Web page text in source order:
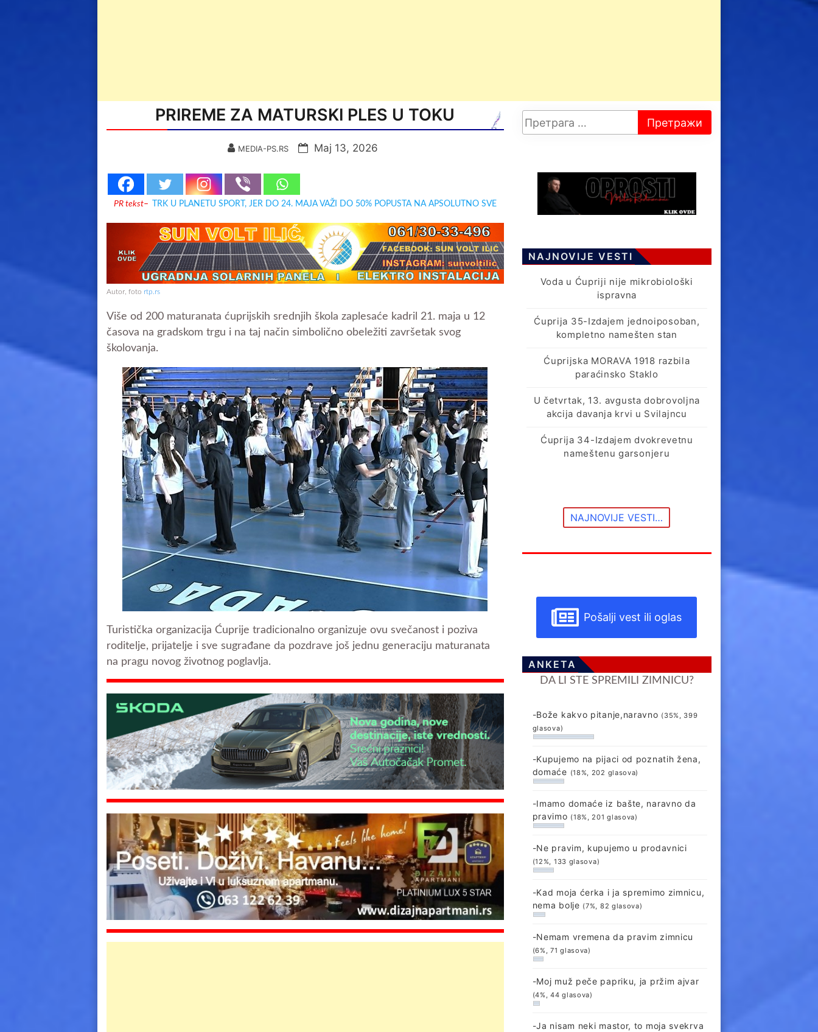
PRIREME ZA MATURSKI PLES U TOKU
MEDIA-PS.RS Мај 13, 2026
PR tekst– TRK U PLANETU SPORT, JER DO 24. MAJA VAŽI DO 50% POPUSTA NA APSOLUTNO SVE
Autor, foto rtp.rs
Više od 200 maturanata ćuprijskih srednjih škola zaplesaće kadril 21. maja u 12
časova na gradskom trgu i na taj način simbolično obeležiti završetak svog
školovanja.
Turistička organizacija Ćuprije tradicionalno organizuje ovu svečanost i poziva
roditelje, prijatelje i sve sugrađane da pozdrave još jednu generaciju maturanata
na pragu novog životnog poglavlja.
NAJNOVIJE VESTI
Voda u Ćupriji nije mikrobiološki
ispravna
Ćuprija 35-Izdajem jednoiposoban,
kompletno namešten stan
Ćuprijska MORAVA 1918 razbila
paraćinsko Staklo
U četvrtak, 13. avgusta dobrovoljna
akcija davanja krvi u Svilajncu
Ćuprija 34-Izdajem dvokrevetnu
nameštenu garsonjeru
NAJNOVIJE VESTI…
Pošalji vest ili oglas
ANKETA
DA LI STE SPREMILI ZIMNICU?
-Bože kakvo pitanje,naravno (35%, 399
glasova)
-Kupujemo na pijaci od poznatih žena,
domaće (18%, 202 glasova)
-Imamo domaće iz bašte, naravno da
pravimo (18%, 201 glasova)
-Ne pravim, kupujemo u prodavnici
(12%, 133 glasova)
-Kad moja ćerka i ja spremimo zimnicu,
nema bolje (7%, 82 glasova)
-Nemam vremena da pravim zimnicu
(6%, 71 glasova)
-Moj muž peče papriku, ja pržim ajvar
(4%, 44 glasova)
-Ja nisam neki mastor, to moja svekrva